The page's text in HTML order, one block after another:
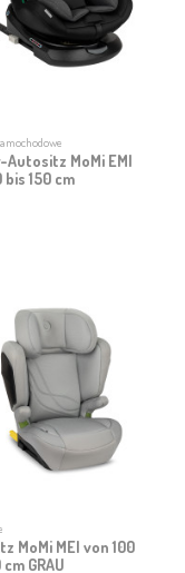
Autositz MoMi EMI
150 cm
MoMi MEI von 100
GRAU